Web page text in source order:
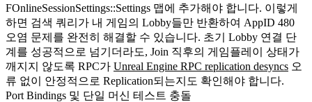
FOnlineSessionSettings::Settings 맵에 추가해야 합니다. 이렇게
하면 검색 쿼리가 내 게임의 Lobby들만 반환하여 AppID 480
오염 문제를 완전히 해결할 수 있습니다. 초기 Lobby 연결 단
계를 성공적으로 넘기더라도, Join 직후의 게임플레이 상태가
깨지지 않도록 RPC가 Unreal Engine RPC replication desyncs 오
류 없이 안정적으로 Replication되는지도 확인해야 합니다.
Port Bindings 및 단일 머신 테스트 충돌